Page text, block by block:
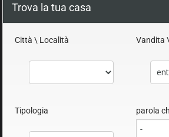
Trova la tua casa
Città \ Località Vandita
Tipologia parola